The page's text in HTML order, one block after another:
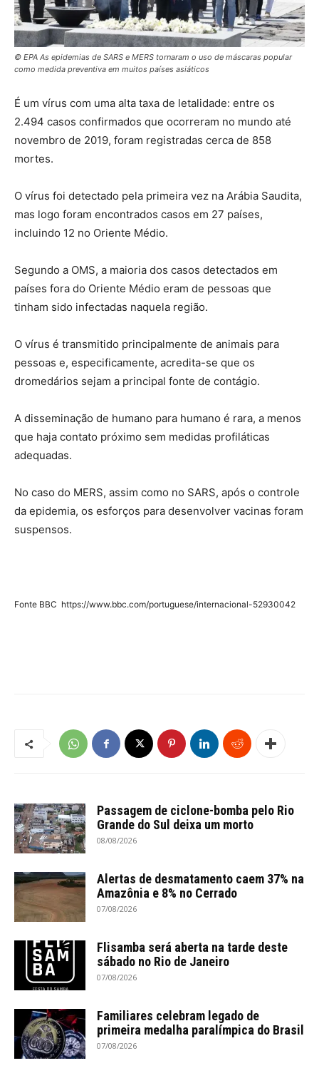
© EPA As epidemias de SARS e MERS tornaram o uso de máscaras popular
como medida preventiva em muitos países asiáticos
É um vírus com uma alta taxa de letalidade: entre os
2.494 casos confirmados que ocorreram no mundo até
novembro de 2019, foram registradas cerca de 858
mortes.
O vírus foi detectado pela primeira vez na Arábia Saudita,
mas logo foram encontrados casos em 27 países,
incluindo 12 no Oriente Médio.
Segundo a OMS, a maioria dos casos detectados em
países fora do Oriente Médio eram de pessoas que
tinham sido infectadas naquela região.
O vírus é transmitido principalmente de animais para
pessoas e, especificamente, acredita-se que os
dromedários sejam a principal fonte de contágio.
A disseminação de humano para humano é rara, a menos
que haja contato próximo sem medidas profiláticas
adequadas.
No caso do MERS, assim como no SARS, após o controle
da epidemia, os esforços para desenvolver vacinas foram
suspensos.
Fonte BBC https://www.bbc.com/portuguese/internacional-52930042
Passagem de ciclone-bomba pelo Rio
Grande do Sul deixa um morto
08/08/2026
Alertas de desmatamento caem 37% na
Amazônia e 8% no Cerrado
07/08/2026
Flisamba será aberta na tarde deste
sábado no Rio de Janeiro
07/08/2026
Familiares celebram legado de
primeira medalha paralímpica do Brasil
07/08/2026